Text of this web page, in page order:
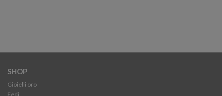
SHOP
Gioielli oro
Fedi